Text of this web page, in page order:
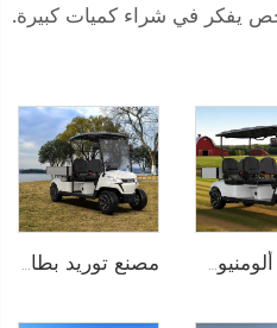
يفكر في شراء كميات كبيرة.